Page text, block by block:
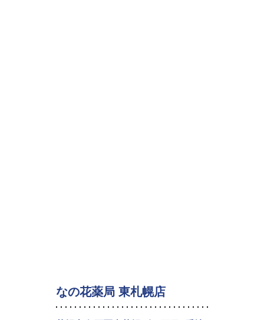
なの花薬局 東札幌店